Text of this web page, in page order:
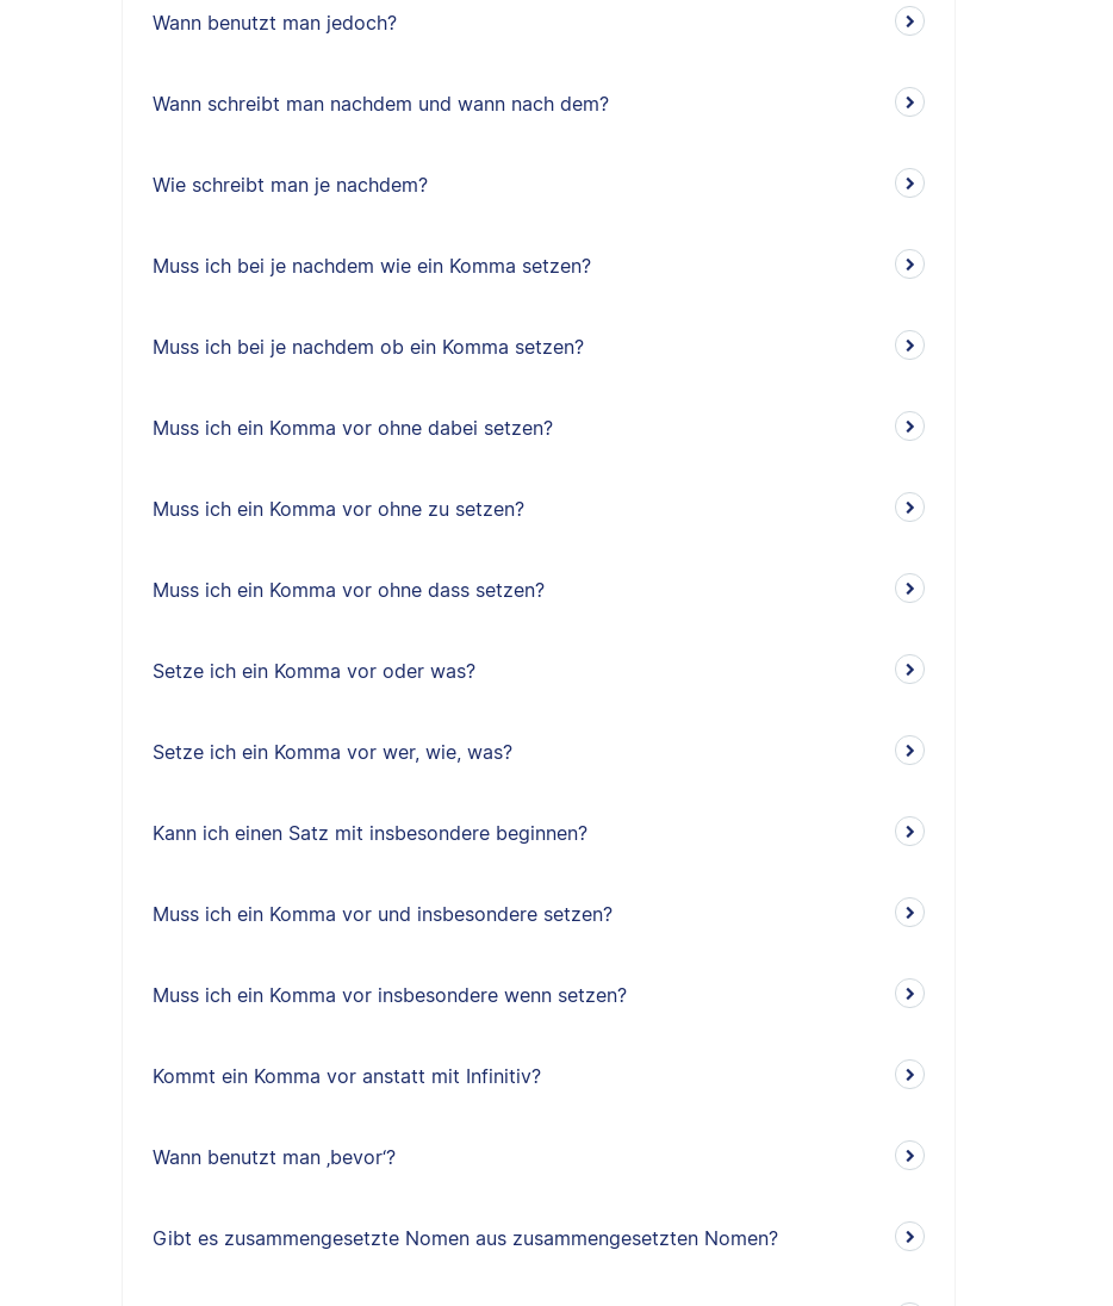
Wann benutzt man jedoch?
Wann schreibt man nachdem und wann nach dem?
Wie schreibt man je nachdem?
Muss ich bei je nachdem wie ein Komma setzen?
Muss ich bei je nachdem ob ein Komma setzen?
Muss ich ein Komma vor ohne dabei setzen?
Muss ich ein Komma vor ohne zu setzen?
Muss ich ein Komma vor ohne dass setzen?
Setze ich ein Komma vor oder was?
Setze ich ein Komma vor wer, wie, was?
Kann ich einen Satz mit insbesondere beginnen?
Muss ich ein Komma vor und insbesondere setzen?
Muss ich ein Komma vor insbesondere wenn setzen?
Kommt ein Komma vor anstatt mit Infinitiv?
Wann benutzt man ‚bevor‘?
Gibt es zusammengesetzte Nomen aus zusammengesetzten Nomen?